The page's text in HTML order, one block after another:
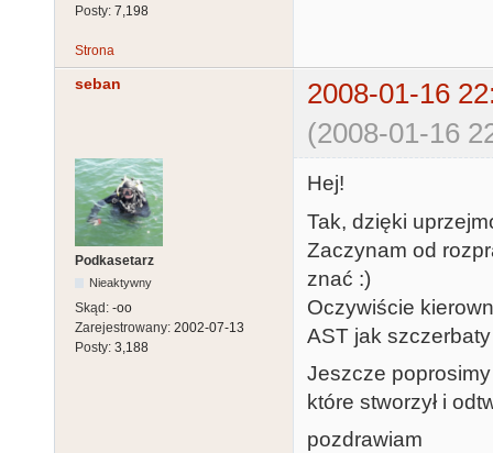
Posty: 7,198
Strona
seban
2008-01-16
(2008-01-16
Podkasetarz
Nieaktywny
Skąd: -oo
Zarejestrowany: 2002-07-13
Posty: 3,188
Hej!
Tak, dzięki
Zaczynam od
znać :)
Oczywiście
AST jak
Jeszcze
które stworzył i
pozdrawiam